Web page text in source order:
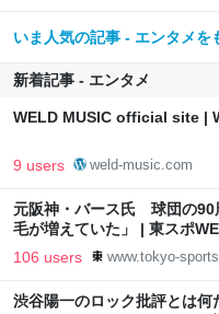
いま人気の記事 - エンタメを
新着記事 - エンタメ
WELD MUSIC official site |
9 users weld-music.com
元阪神・バース氏 球団の90
毛が増えていた」 | 東スポ
106 users www.tokyo-
渋谷陽一のロック批評とは